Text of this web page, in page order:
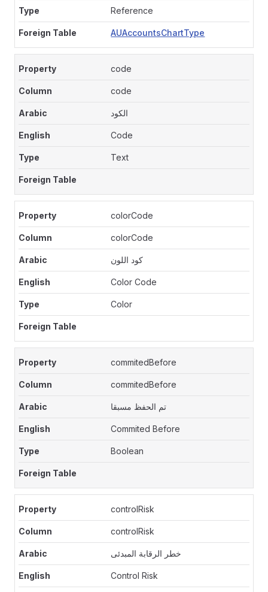
Reference
AUAccountsChartType
code
code
الكود
Code
Text
colorCode
colorCode
كود اللون
Color Code
Color
commitedBefore
commitedBefore
تم الحفظ مسبقا
Commited Before
Boolean
controlRisk
controlRisk
خطر الرقابة المبدئى
Control Risk